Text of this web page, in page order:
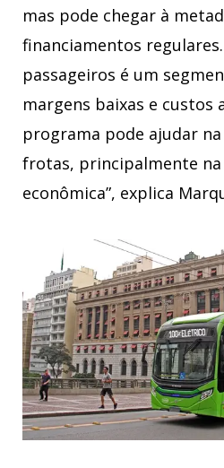
mas pode chegar à
financiamentos
passageiros é um
margens baixas e custos
programa pode ajudar
frotas, principalmente
econômica”, explica